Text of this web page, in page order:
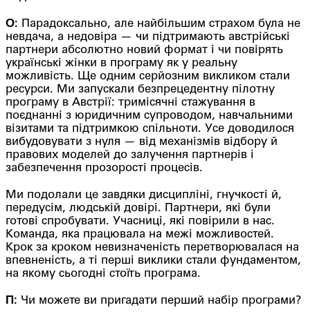
О: Парадоксально, але найбільшим страхом була не
невдача, а недовіра — чи підтримають австрійські
партнери абсолютно новий формат і чи повірять
українські жінки в програму як у реальну
можливість. Ще одним серйозним викликом стали
ресурси. Ми запускали безпрецедентну пілотну
програму в Австрії: тримісячні стажування в
поєднанні з юридичним супроводом, навчальними
візитами та підтримкою спільноти. Усе доводилося
вибудовувати з нуля — від механізмів відбору й
правових моделей до залучення партнерів і
забезпечення прозорості процесів.
Ми подолали це завдяки дисципліні, гнучкості й,
передусім, людській довірі. Партнери, які були
готові спробувати. Учасниці, які повірили в нас.
Команда, яка працювала на межі можливостей.
Крок за кроком невизначеність перетворювалася на
впевненість, а ті перші виклики стали фундаментом,
на якому сьогодні стоїть програма.
П: Чи можете ви пригадати перший набір програми?